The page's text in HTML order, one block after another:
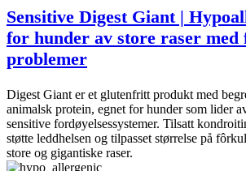
Sensitive Digest Giant |
for hunder av store raser med
problemer
Digest Giant er et glutenfritt produkt med
animalsk protein, egnet for hunder som lider
sensitive fordøyelsessystemer. Tilsatt
støtte leddhelsen og tilpasset størrelse på
store og gigantiske raser.